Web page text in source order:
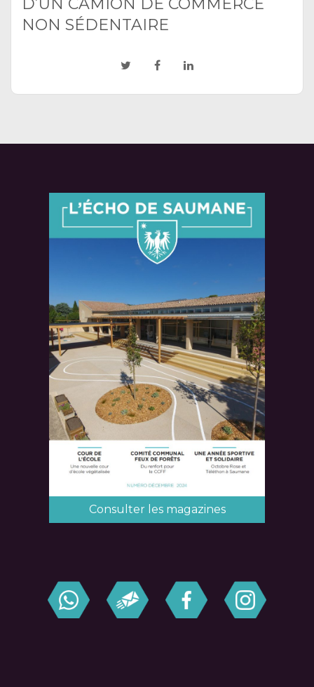
D’UN CAMION DE COMMERCE
NON SÉDENTAIRE
Consulter les magazines